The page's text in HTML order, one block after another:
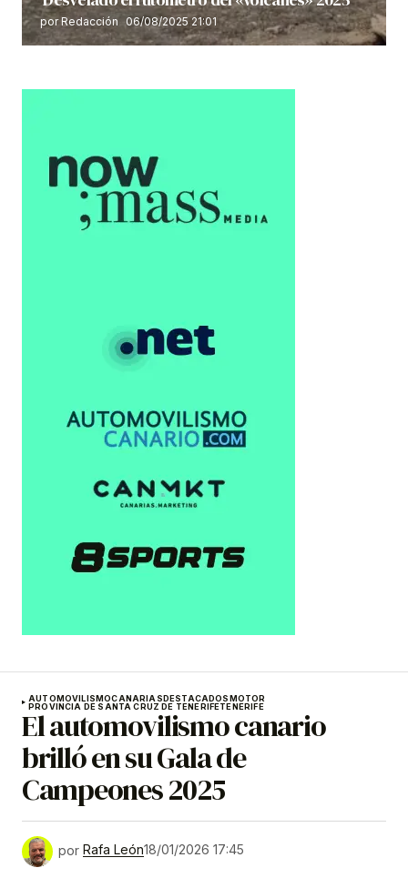
por Redacción 06/08/2025 21:01
AUTOMOVILISMOCANARIASDESTACADOSMOTOR
PROVINCIA DE SANTA CRUZ DE TENERIFETENERIFE
El automovilismo canario
brilló en su Gala de
Campeones 2025
por Rafa León18/01/2026 17:45